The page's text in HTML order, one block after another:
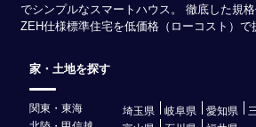
でシンプルなスマートハウス。 徹底した規格
ZEH仕様標準住宅を低価格（ローコスト）で
家・土地を探す
関東・東海 埼玉県 岐阜県 愛知県